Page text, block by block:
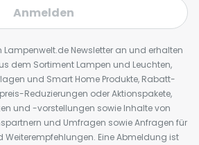
Anmelden
Lampenwelt.de Newsletter an und erhalten
dem Sortiment Lampen und Leuchten,
und Smart Home Produkte, Rabatt-
Reduzierungen oder Aktionspakete,
und -vorstellungen sowie Inhalte von
und Umfragen sowie Anfragen für
Weiterempfehlungen. Eine Abmeldung ist